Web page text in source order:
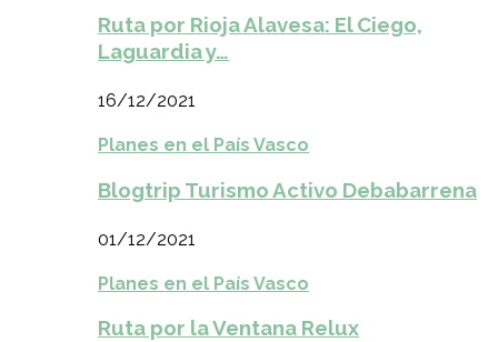
Ruta por Rioja Alavesa: El Ciego,
Laguardia y…
16/12/2021
Planes en el País Vasco
Blogtrip Turismo Activo Debabarrena
01/12/2021
Planes en el País Vasco
Ruta por la Ventana Relux